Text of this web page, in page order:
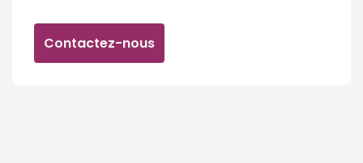
Contactez-nous